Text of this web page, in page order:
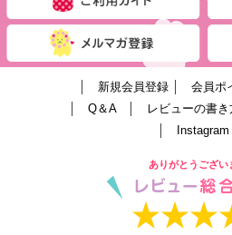
新規会員登録│ 会員ポ
Q＆A│ レビューの書き
Instagram
ありがとうござい